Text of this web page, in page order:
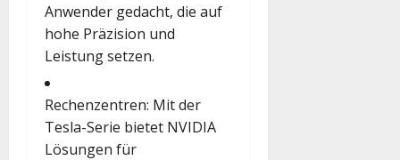
Anwender gedacht, die auf
hohe Präzision und
Leistung setzen.
Rechenzentren: Mit der
Tesla-Serie bietet NVIDIA
Lösungen für